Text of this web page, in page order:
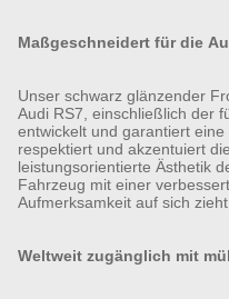
Maßgeschneidert für die
Unser schwarz glänzender
Audi RS7, einschließlich der
entwickelt und garantiert
respektiert und akzentuiert
leistungsorientierte Ästhetik
Fahrzeug mit einer
Aufmerksamkeit auf sich
Weltweit zugänglich mit